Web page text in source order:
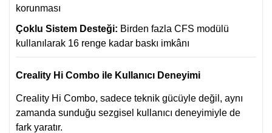
korunması
Çoklu Sistem Desteği: Birden fazla CFS modülü
kullanılarak 16 renge kadar baskı imkânı
Creality Hi Combo ile Kullanıcı Deneyimi
Creality Hi Combo, sadece teknik gücüyle değil, aynı
zamanda sunduğu sezgisel kullanıcı deneyimiyle de
fark yaratır.